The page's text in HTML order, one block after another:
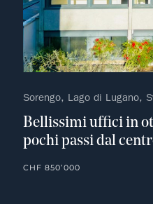
Sorengo, Lago di Lugano,
Bellissimi uffici in
pochi passi dal
CHF 850’000